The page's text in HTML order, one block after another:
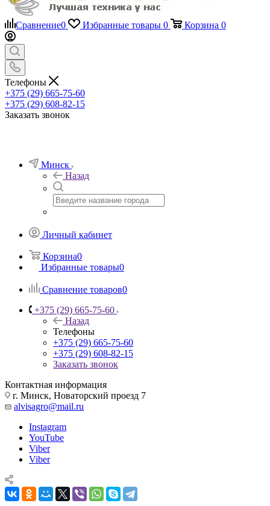
Сравнение0 Избранные товары 0 Корзина 0
Телефоны
+375 (29) 665-75-60
+375 (29) 608-82-15
Заказать звонок
Минск
Назад
Личный кабинет
Корзина0
Избранные товары0
Сравнение товаров0
+375 (29) 665-75-60
Назад
Телефоны
+375 (29) 665-75-60
+375 (29) 608-82-15
Заказать звонок
Контактная информация
г. Минск, Новаторский проезд 7
alvisagro@mail.ru
Instagram
YouTube
Viber
Viber